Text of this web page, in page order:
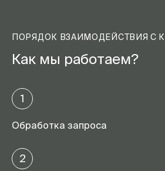
ПОРЯДОК ВЗАИМОДЕЙСТВИЯ С
Как мы работаем?
1
Обработка запроса
2